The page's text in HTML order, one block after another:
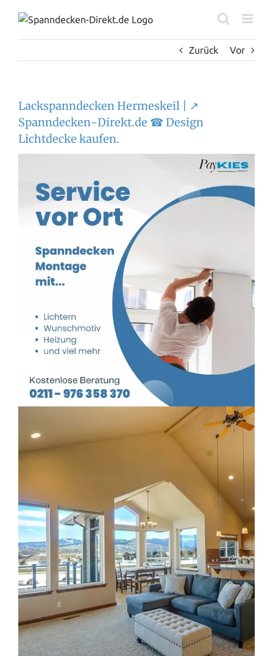
Inhalt
Zurück
Vor
Lackspanndecken Hermeskeil | ↗️
Spanndecken-Direkt.de ☎ Design
Lichtdecke kaufen.